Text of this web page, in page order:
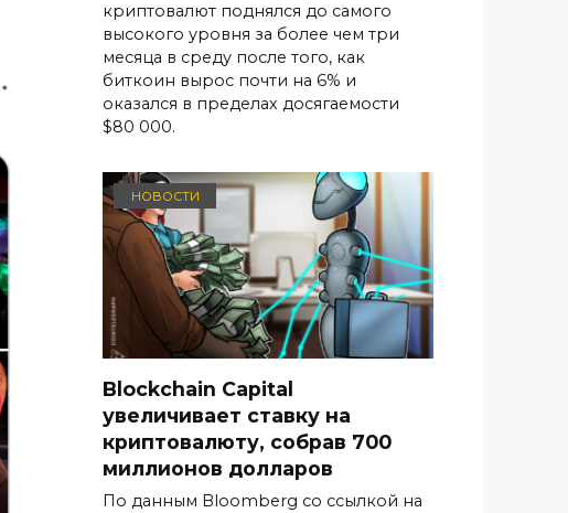
криптовалют поднялся до самого
высокого уровня за более чем три
месяца в среду после того, как
биткоин вырос почти на 6% и
оказался в пределах досягаемости
$80 000.
НОВОСТИ
Blockchain Capital
увеличивает ставку на
криптовалюту, собрав 700
миллионов долларов
По данным Bloomberg со ссылкой на